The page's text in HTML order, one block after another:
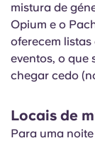
mistura de
Opium e o
oferecem
eventos, o que
chegar cedo
Locais de
Para uma